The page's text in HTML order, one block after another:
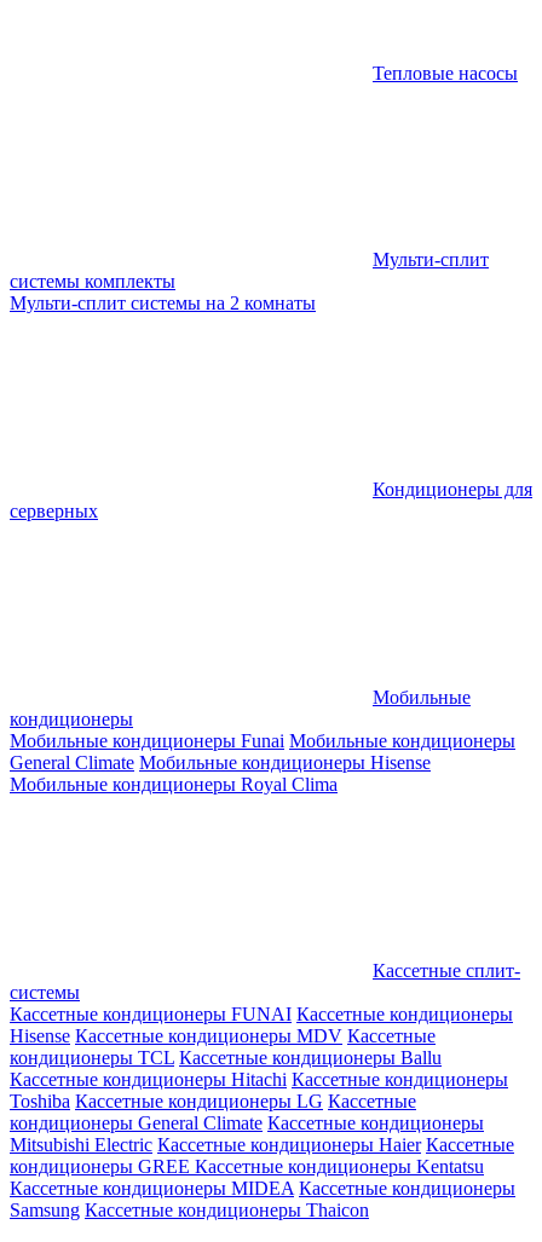
Тепловые насосы
Мульти-сплит
системы комплекты
Мульти-сплит системы на 2 комнаты
Кондиционеры для
серверных
Мобильные
кондиционеры
Мобильные кондиционеры Funai Мобильные кондиционеры
General Climate Мобильные кондиционеры Hisense
Мобильные кондиционеры Royal Clima
Кассетные сплит-
системы
Кассетные кондиционеры FUNAI Кассетные кондиционеры
Hisense Кассетные кондиционеры MDV Кассетные
кондиционеры TCL Кассетные кондиционеры Ballu
Кассетные кондиционеры Hitachi Кассетные кондиционеры
Toshiba Кассетные кондиционеры LG Кассетные
кондиционеры General Climate Кассетные кондиционеры
Mitsubishi Electric Кассетные кондиционеры Haier Кассетные
кондиционеры GREE Кассетные кондиционеры Kentatsu
Кассетные кондиционеры MIDEA Кассетные кондиционеры
Samsung Кассетные кондиционеры Thaicon